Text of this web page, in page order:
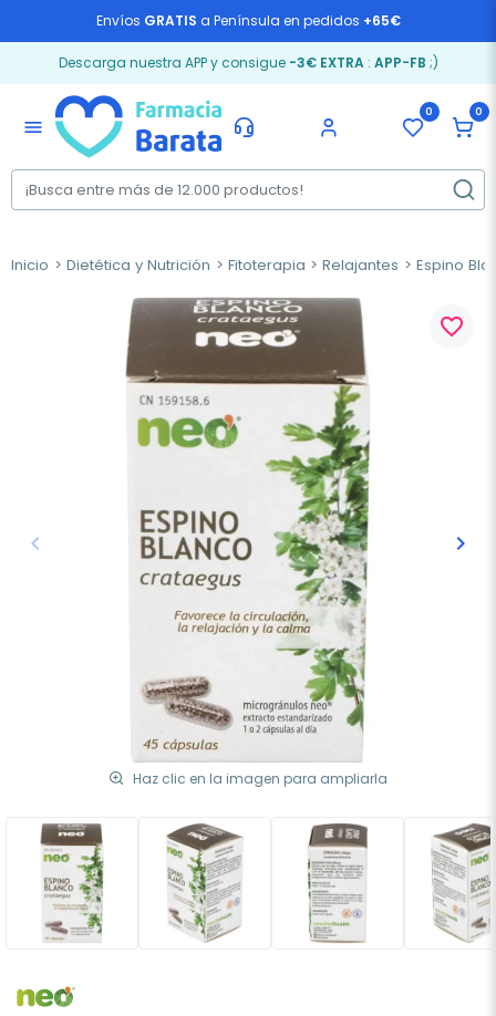
Envíos GRATIS a Península en pedidos +65€
Descarga nuestra APP y consigue -3€ EXTRA: APP-FB ;)
menu
0 0
Inicio Dietética y Nutrición Fitoterapia Relajantes Espino
Anterior
keyboard_arrow_left keyboard_arrow_right
Haz clic en la imagen para ampliarla
favorite_border